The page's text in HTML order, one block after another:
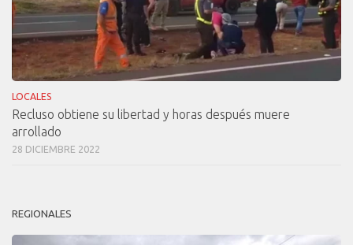
LOCALES
Recluso obtiene su libertad y horas después muere
arrollado
28 DICIEMBRE 2022
REGIONALES